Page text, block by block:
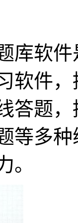
库软
软件
答题
等多
。